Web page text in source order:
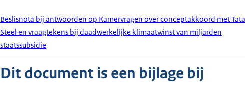
Beslisnota bij antwoorden op Kamervragen over conceptakkoord met Tata
Steel en vraagtekens bij daadwerkelijke klimaatwinst van miljarden
staatssubsidie
Dit document is een bijlage bij